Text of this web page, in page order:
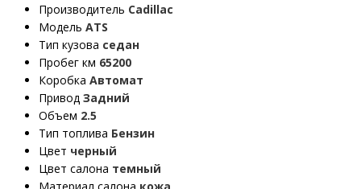
Производитель Cadillac
Модель ATS
Тип кузова седан
Пробег км 65200
Коробка Автомат
Привод Задний
Объем 2.5
Тип топлива Бензин
Цвет черный
Цвет салона темный
Материал салона кожа